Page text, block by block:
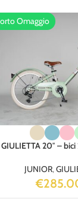
Omaggio
GIULIETTA 20″ –
JUNIOR,
€